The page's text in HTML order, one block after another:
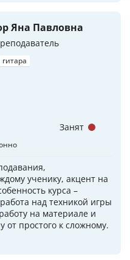
Яна Павловна
гитара
ученику, акцент на
курса –
над техникой игры
на материале и
от простого к сложному.
Занят